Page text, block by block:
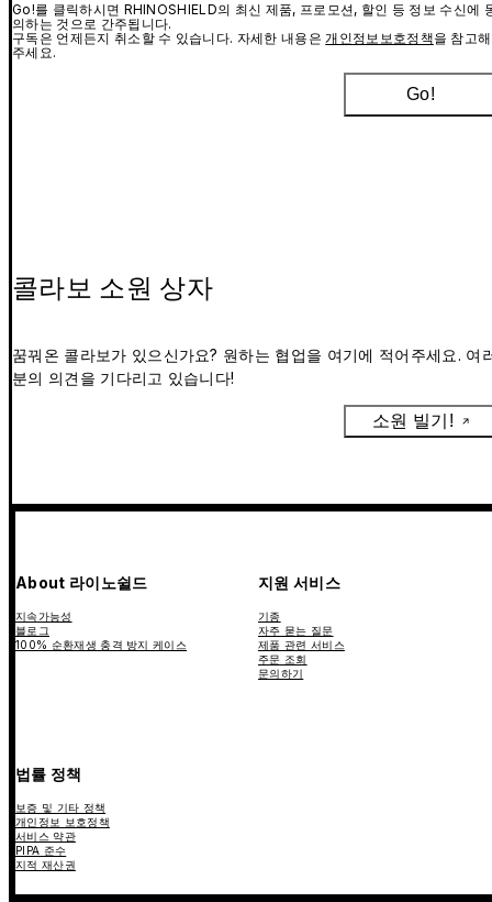
Go!를 클릭하시면 RHINOSHIELD의 최신 제품, 프로모션, 할인 등 정보 수신에
의하는 것으로 간주됩니다.
구독은 언제든지 취소할 수 있습니다. 자세한 내용은개인정보보호정책을 참고해
주세요.
Go!
콜라보 소원 상자
꿈꿔온 콜라보가 있으신가요? 원하는 협업을 여기에 적어주세요. 여
분의 의견을 기다리고 있습니다!
소원 빌기!
About 라이노쉴드
지속가능성
블로그
100% 순환재생 충격 방지 케이스
지원 서비스
기종
자주 묻는 질문
제품 관련 서비스
주문 조회
문의하기
법률 정책
보증 및 기타 정책
개인정보 보호정책
서비스 약관
PIPA 준수
지적 재산권